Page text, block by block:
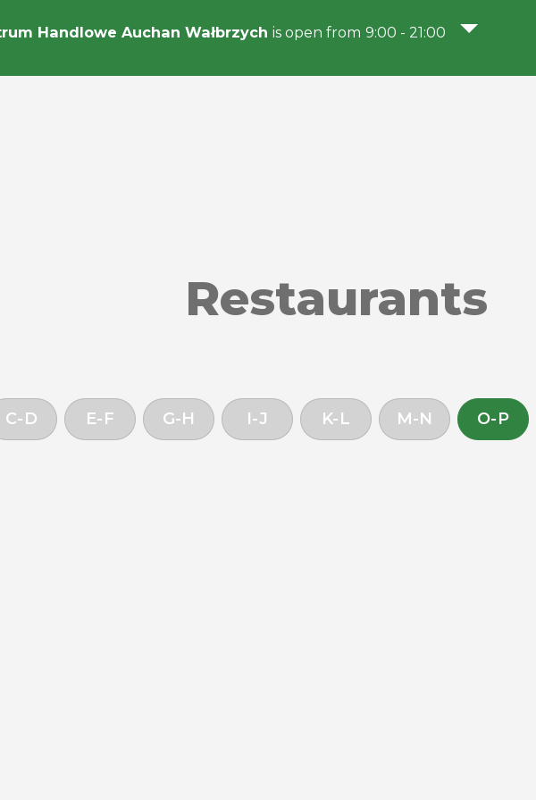
Handlowe Auchan Wałbrzych is open from 9:00 - 21:00
Restaurants
C-D E-F G-H I-J K-L M-N O-P